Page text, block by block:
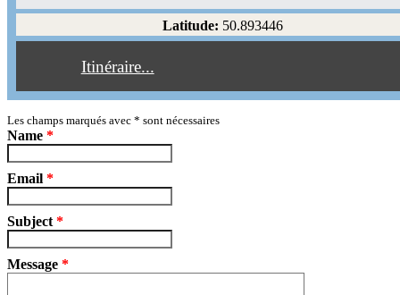
Latitude: 50.893446
Itinéraire...
Éviter les autoroutes
Éviter les péages
Reset
Les champs marqués avec * sont nécessaires
Name *
Email *
Subject *
Message *